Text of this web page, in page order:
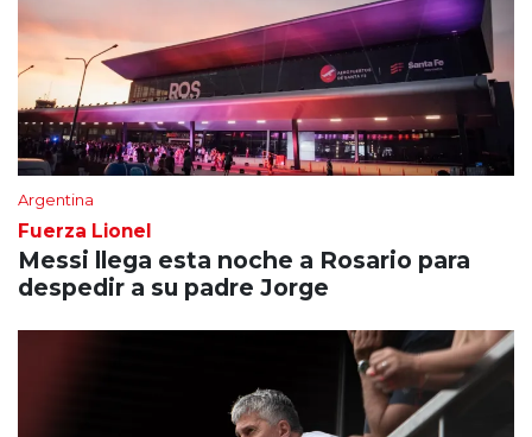
Argentina
Fuerza Lionel
Messi llega esta noche a Rosario para
despedir a su padre Jorge